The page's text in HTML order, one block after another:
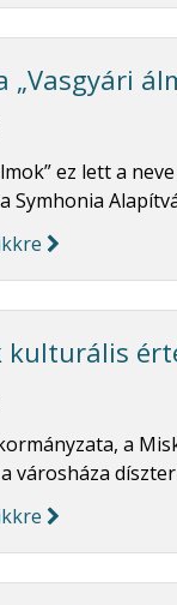
„Vasgyári
ez lett a
Symhonia
kulturális
a
városháza